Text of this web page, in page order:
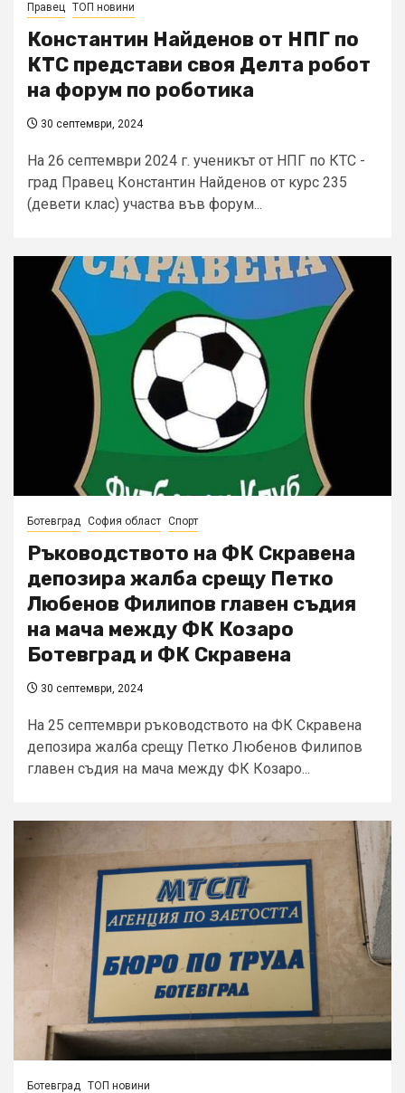
Правец ТОП новини
Константин Найденов от НПГ по
КТС представи своя Делта робот
на форум по роботика
30 септември, 2024
На 26 септември 2024 г. ученикът от НПГ по КТС -
град Правец Константин Найденов от курс 235
(девети клас) участва във форум...
Ботевград София област Спорт
Ръководството на ФК Скравена
депозира жалба срещу Петко
Любенов Филипов главен съдия
на мача между ФК Козаро
Ботевград и ФК Скравена
30 септември, 2024
На 25 септември ръководството на ФК Скравена
депозира жалба срещу Петко Любенов Филипов
главен съдия на мача между ФК Козаро...
Ботевград ТОП новини